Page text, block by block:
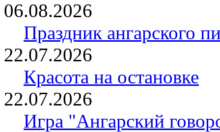
06.08.2026
Праздник ангарского
22.07.2026
Красота на остановке
22.07.2026
Игра "Ангарский